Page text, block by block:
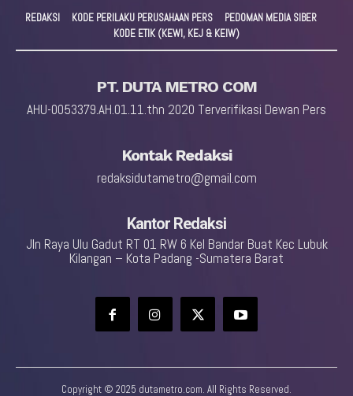
REDAKSI KODE PERILAKU PERUSAHAAN PERS
PEDOMAN MEDIA SIBER
KODE ETIK (KEWI, KEJ & KEIW)
PT. DUTA METRO COM
AHU-0053379.AH.01.11.thn 2020 Terverifikasi Dewan Pers
Kontak Redaksi
redaksidutametro@gmail.com
Kantor Redaksi
Jln Raya Ulu Gadut RT 01 RW 6 Kel Bandar Buat Kec Lubuk
Kilangan – Kota Padang -Sumatera Barat
Copyright © 2025 dutametro.com. All Rights Reserved.